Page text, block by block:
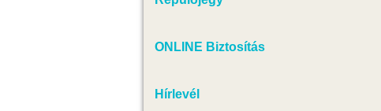
ONLINE Biztosítás
Hírlevél